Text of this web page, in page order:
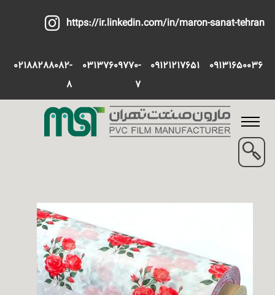
https://ir.linkedin.com/in/maron-sanat-tehran
09131650036
09121217651
03137609770-
7
02188288082-
8